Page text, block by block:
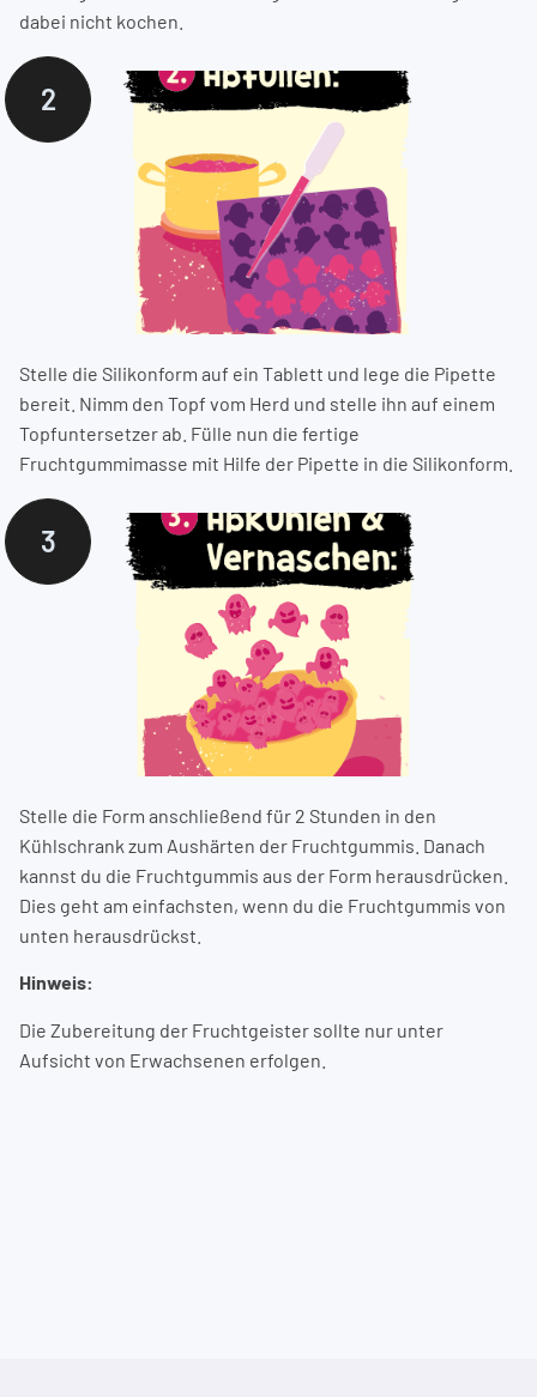
dabei nicht kochen.
2
Stelle die Silikonform auf ein Tablett und lege die Pipette
bereit. Nimm den Topf vom Herd und stelle ihn auf einem
Topfuntersetzer ab. Fülle nun die fertige
Fruchtgummimasse mit Hilfe der Pipette in die Silikonform.
3
Stelle die Form anschließend für 2 Stunden in den
Kühlschrank zum Aushärten der Fruchtgummis. Danach
kannst du die Fruchtgummis aus der Form herausdrücken.
Dies geht am einfachsten, wenn du die Fruchtgummis von
unten herausdrückst.
Hinweis:
Die Zubereitung der Fruchtgeister sollte nur unter
Aufsicht von Erwachsenen erfolgen.